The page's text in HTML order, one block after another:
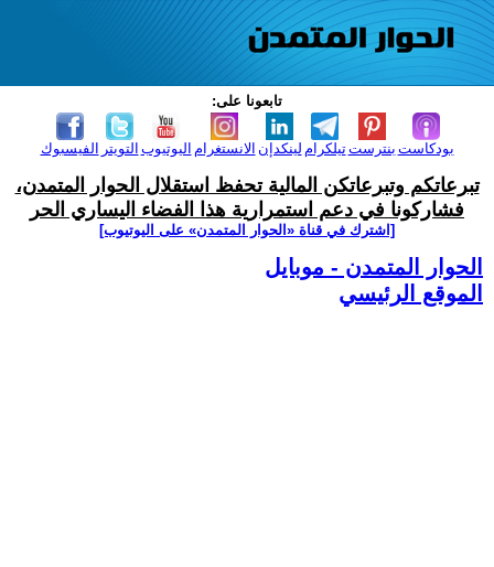
تابعونا على:
الفيسبوك التويتر اليوتيوب الانستغرام لينكدإن تيلكرامبنترست بودكاست
تبرعاتكم وتبرعاتكن المالية تحفظ استقلال الحوار المتمدن،
فشاركونا في دعم استمرارية هذا الفضاء اليساري الحر
[اشترك في قناة ‫«الحوار المتمدن» على اليوتيوب]
الحوار المتمدن - موبايل
الموقع الرئيسي